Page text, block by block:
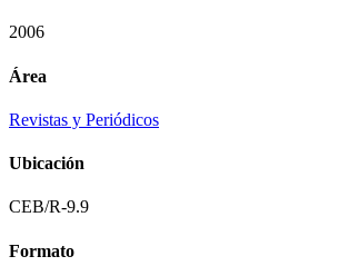
2006
Área
Revistas y Periódicos
Ubicación
CEB/R-9.9
Formato